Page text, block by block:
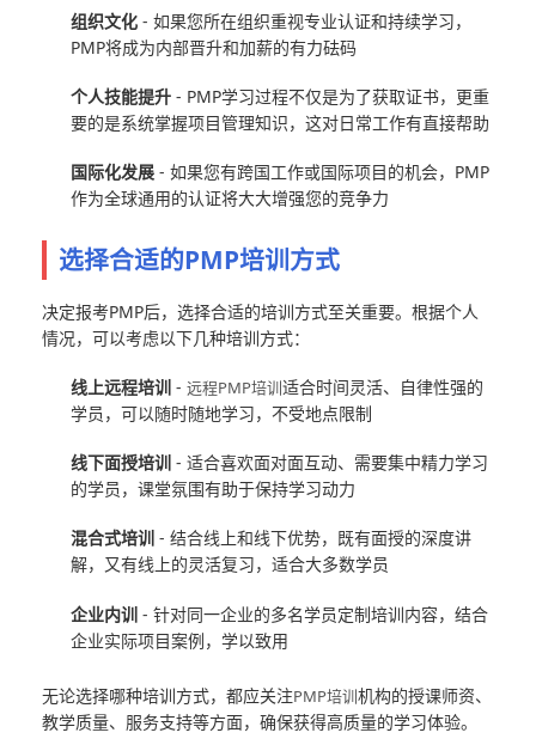
组织文化- 如果您所在组织重视专业认证和持续学习，
PMP将成为内部晋升和加薪的有力砝码
个人技能提升- PMP学习过程不仅是为了获取证书，更重
要的是系统掌握项目管理知识，这对日常工作有直接帮助
国际化发展- 如果您有跨国工作或国际项目的机会，PMP
作为全球通用的认证将大大增强您的竞争力
选择合适的PMP培训方式
决定报考PMP后，选择合适的培训方式至关重要。根据个人
情况，可以考虑以下几种培训方式：
线上远程培训- 远程PMP培训适合时间灵活、自律性强的
学员，可以随时随地学习，不受地点限制
线下面授培训 - 适合喜欢面对面互动、需要集中精力学习
的学员，课堂氛围有助于保持学习动力
混合式培训 - 结合线上和线下优势，既有面授的深度讲
解，又有线上的灵活复习，适合大多数学员
企业内训- 针对同一企业的多名学员定制培训内容，结合
企业实际项目案例，学以致用
无论选择哪种培训方式，都应关注PMP培训机构的授课师资、
教学质量、服务支持等方面，确保获得高质量的学习体验。